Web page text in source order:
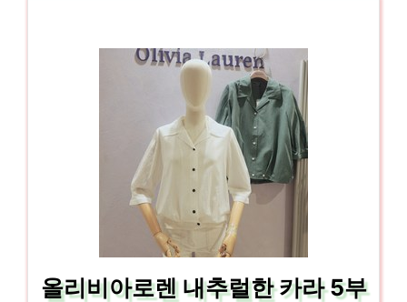
올리비아로렌 내추럴한 카라 5부